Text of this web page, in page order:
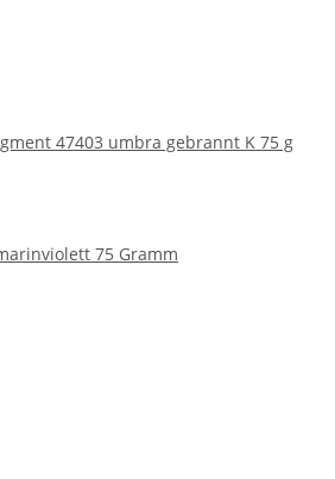
47403 umbra gebrannt K 75 g